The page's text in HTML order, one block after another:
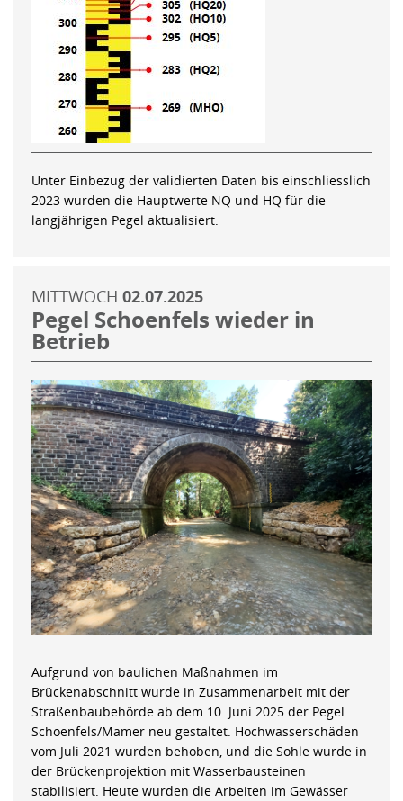
Unter Einbezug der validierten Daten bis einschliesslich
2023 wurden die Hauptwerte NQ und HQ für die
langjährigen Pegel aktualisiert.
MITTWOCH 02.07.2025
Pegel Schoenfels wieder in
Betrieb
Aufgrund von baulichen Maßnahmen im
Brückenabschnitt wurde in Zusammenarbeit mit der
Straßenbaubehörde ab dem 10. Juni 2025 der Pegel
Schoenfels/Mamer neu gestaltet. Hochwasserschäden
vom Juli 2021 wurden behoben, und die Sohle wurde in
der Brückenprojektion mit Wasserbausteinen
stabilisiert. Heute wurden die Arbeiten im Gewässer